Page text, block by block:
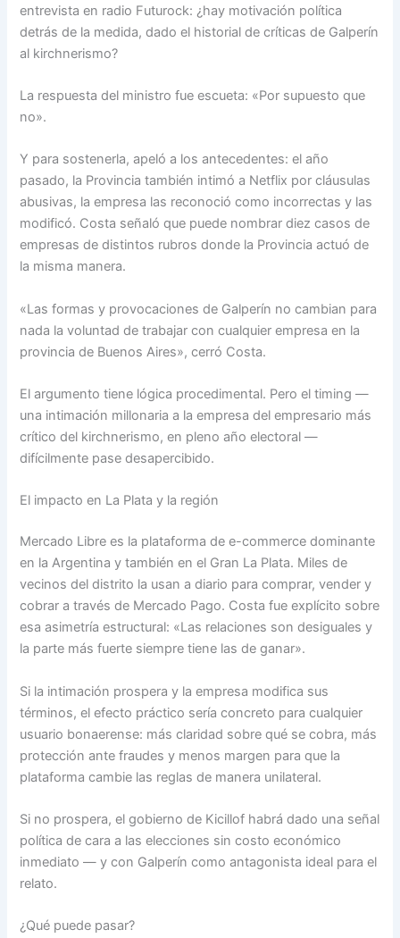
entrevista en radio Futurock: ¿hay motivación política
detrás de la medida, dado el historial de críticas de Galperín
al kirchnerismo?
La respuesta del ministro fue escueta: «Por supuesto que
no».
Y para sostenerla, apeló a los antecedentes: el año
pasado, la Provincia también intimó a Netflix por cláusulas
abusivas, la empresa las reconoció como incorrectas y las
modificó. Costa señaló que puede nombrar diez casos de
empresas de distintos rubros donde la Provincia actuó de
la misma manera.
«Las formas y provocaciones de Galperín no cambian para
nada la voluntad de trabajar con cualquier empresa en la
provincia de Buenos Aires», cerró Costa.
El argumento tiene lógica procedimental. Pero el timing —
una intimación millonaria a la empresa del empresario más
crítico del kirchnerismo, en pleno año electoral —
difícilmente pase desapercibido.
El impacto en La Plata y la región
Mercado Libre es la plataforma de e-commerce dominante
en la Argentina y también en el Gran La Plata. Miles de
vecinos del distrito la usan a diario para comprar, vender y
cobrar a través de Mercado Pago. Costa fue explícito sobre
esa asimetría estructural: «Las relaciones son desiguales y
la parte más fuerte siempre tiene las de ganar».
Si la intimación prospera y la empresa modifica sus
términos, el efecto práctico sería concreto para cualquier
usuario bonaerense: más claridad sobre qué se cobra, más
protección ante fraudes y menos margen para que la
plataforma cambie las reglas de manera unilateral.
Si no prospera, el gobierno de Kicillof habrá dado una señal
política de cara a las elecciones sin costo económico
inmediato — y con Galperín como antagonista ideal para el
relato.
¿Qué puede pasar?